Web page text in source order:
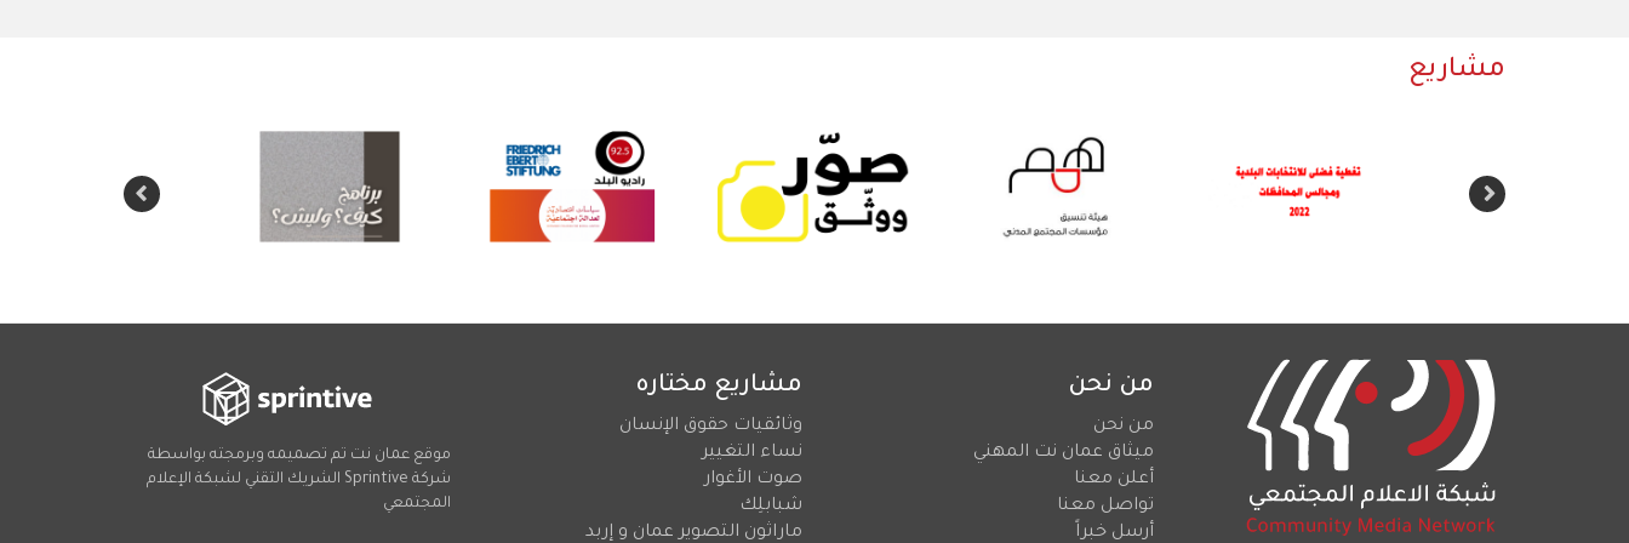
مشاريع
من نحن
من نحن
ميثاق عمان نت المهني
أعلن معنا
تواصل معنا
أرسل خبراً
مشاريع مختاره
وثائقيات حقوق الإنسان
نساء التغيير
صوت الأغوار
شبابلِك
ماراثون التصوير عمان و إربد
موقع عمان نت تم تصميمه وبرمجته بواسطة
شركة Sprintive الشريك التقني لشبكة الإعلام
المجتمعي